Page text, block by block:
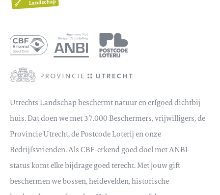
Utrechts Landschap beschermt natuur en erfgoed dichtbij
huis. Dat doen we met 37.000 Beschermers, vrijwilligers, de
Provincie Utrecht, de Postcode Loterij en onze
Bedrijfsvrienden. Als CBF-erkend goed doel met ANBI-
status komt elke bijdrage goed terecht. Met jouw gift
beschermen we bossen, heidevelden, historische